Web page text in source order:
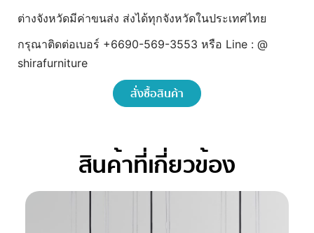
ต่างจังหวัดมีค่าขนส่ง ส่งได้ทุกจังหวัดในประเทศไทย
กรุณาติดต่อเบอร์ +6690-569-3553 หรือ Line : @
shirafurniture
สั่งซื้อสินค้า
สินค้าที่เกี่ยวข้อง